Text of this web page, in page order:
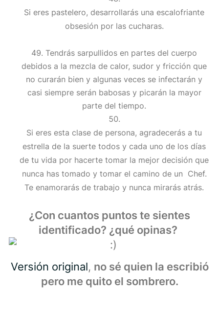
Si eres pastelero, desarrollarás una escalofriante
obsesión por las cucharas.
Tendrás sarpullidos en partes del cuerpo
debidos a la mezcla de calor, sudor y fricción que
no curarán bien y algunas veces se infectarán y
casi siempre serán babosas y picarán la mayor
parte del tiempo.
Si eres esta clase de persona, agradecerás a tu
estrella de la suerte todos y cada uno de los días
de tu vida por hacerte tomar la mejor decisión que
nunca has tomado y tomar el camino de un Chef.
Te enamorarás de trabajo y nunca mirarás atrás.
¿Con cuantos puntos te sientes
identificado? ¿qué opinas?
Versión original, no sé quien la escribió
pero me quito el sombrero.